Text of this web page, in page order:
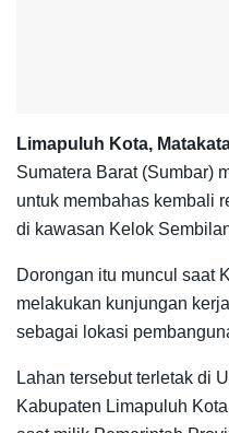
Limapuluh Kota,
Sumatera Barat (Sumbar)
untuk membahas kembali
di kawasan Kelok
Dorongan itu muncul saat
melakukan kunjungan
sebagai lokasi
Lahan tersebut terletak di
Kabupaten Limapuluh